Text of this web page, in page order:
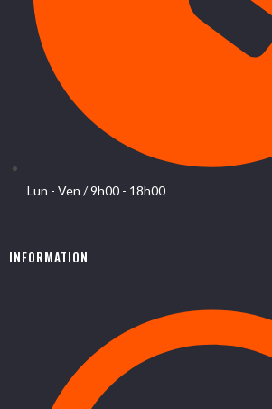
Lun - Ven / 9h00 - 18h00
INFORMATION